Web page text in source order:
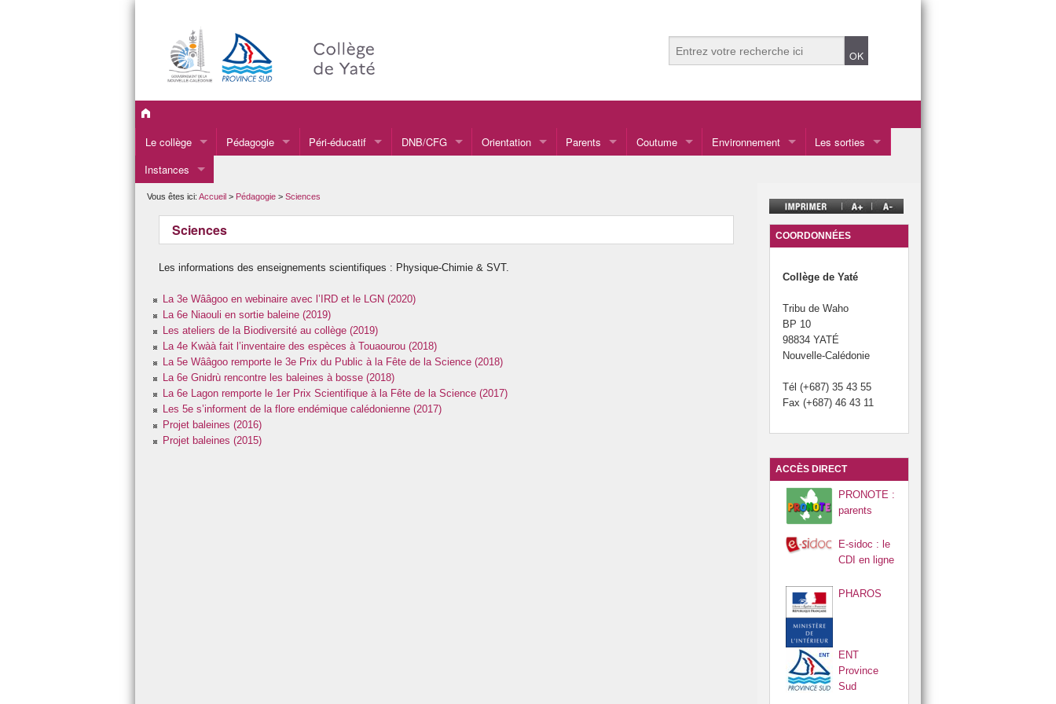
Le collège
Le mot du Principal
Qui sommes-nous ?
Où sommes-nous ?
Vie scolaire
Nos anciens élèves
Menus de la cantine
Réglement intérieur
Agir contre le harcèlement
Pédagogie
Français
Anglais & Espagnol
Sciences
Mathématiques
Technologie
Arts
EPS - UNSS - AS
Péri-éducatif
Atelier Culture Mélanésienne
Atelier Journal
Atelier Ludothèque
Atelier Musique
Atelier Sport
DNB/CFG Orientation Parents Coutume Environnement
Les sorties
Les voyages à l’étranger
Instances
CA
CESC
Vous êtes ici: Accueil > Pédagogie > Sciences
Sciences
Les informations des enseignements scientifiques : Physique-Chimie & SVT.
La 3e Wââgoo en webinaire avec l’IRD et le LGN (2020)
La 6e Niaouli en sortie baleine (2019)
Les ateliers de la Biodiversité au collège (2019)
La 4e Kwàà fait l’inventaire des espèces à Touaourou (2018)
La 5e Wââgoo remporte le 3e Prix du Public à la Fête de la Science (2018)
La 6e Gnidrù rencontre les baleines à bosse (2018)
La 6e Lagon remporte le 1er Prix Scientifique à la Fête de la Science (2017)
Les 5e s’informent de la flore endémique calédonienne (2017)
Projet baleines (2016)
Projet baleines (2015)
COORDONNÉES
Collège de Yaté
Tribu de Waho
BP 10
98834 YATÉ
Nouvelle-Calédonie
Tél (+687) 35 43 55
Fax (+687) 46 43 11
ACCÈS DIRECT
PRONOTE :
parents
E-sidoc : le
CDI en ligne
PHAROS
ENT
Province
Sud